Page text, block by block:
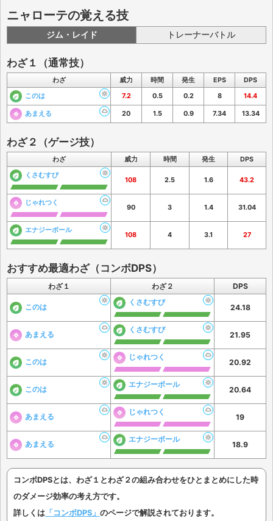
ニャローテの覚える技
ジム・レイド トレーナーバトル
わざ１（通常技）
わざ 威力 時間 発生 EPS
DPS
このは
7.2 0.5 0.2 8 14.4
あまえる 20 1.5 0.9 7.34 13.34
わざ２（ゲージ技）
わざ 威力 時間 発生
DPS
くさむすび
108 2.5 1.6 43.2
じゃれつく
90 3 1.4 31.04
エナジーボール
108 4 3.1 27
おすすめ最適わざ（コンボDPS）
わざ１ わざ２ DPS
このは
くさむすび
24.18
あまえる
くさむすび
21.95
このは
じゃれつく
20.92
このは
エナジーボール
20.64
あまえる
じゃれつく
19
あまえる
エナジーボール
18.9
コンボDPSとは、わざ１とわざ２の組み合わせをひとまとめにした時
のダメージ効率の考え方です。
詳しくは 「コンボDPS」 のページで解説されております。